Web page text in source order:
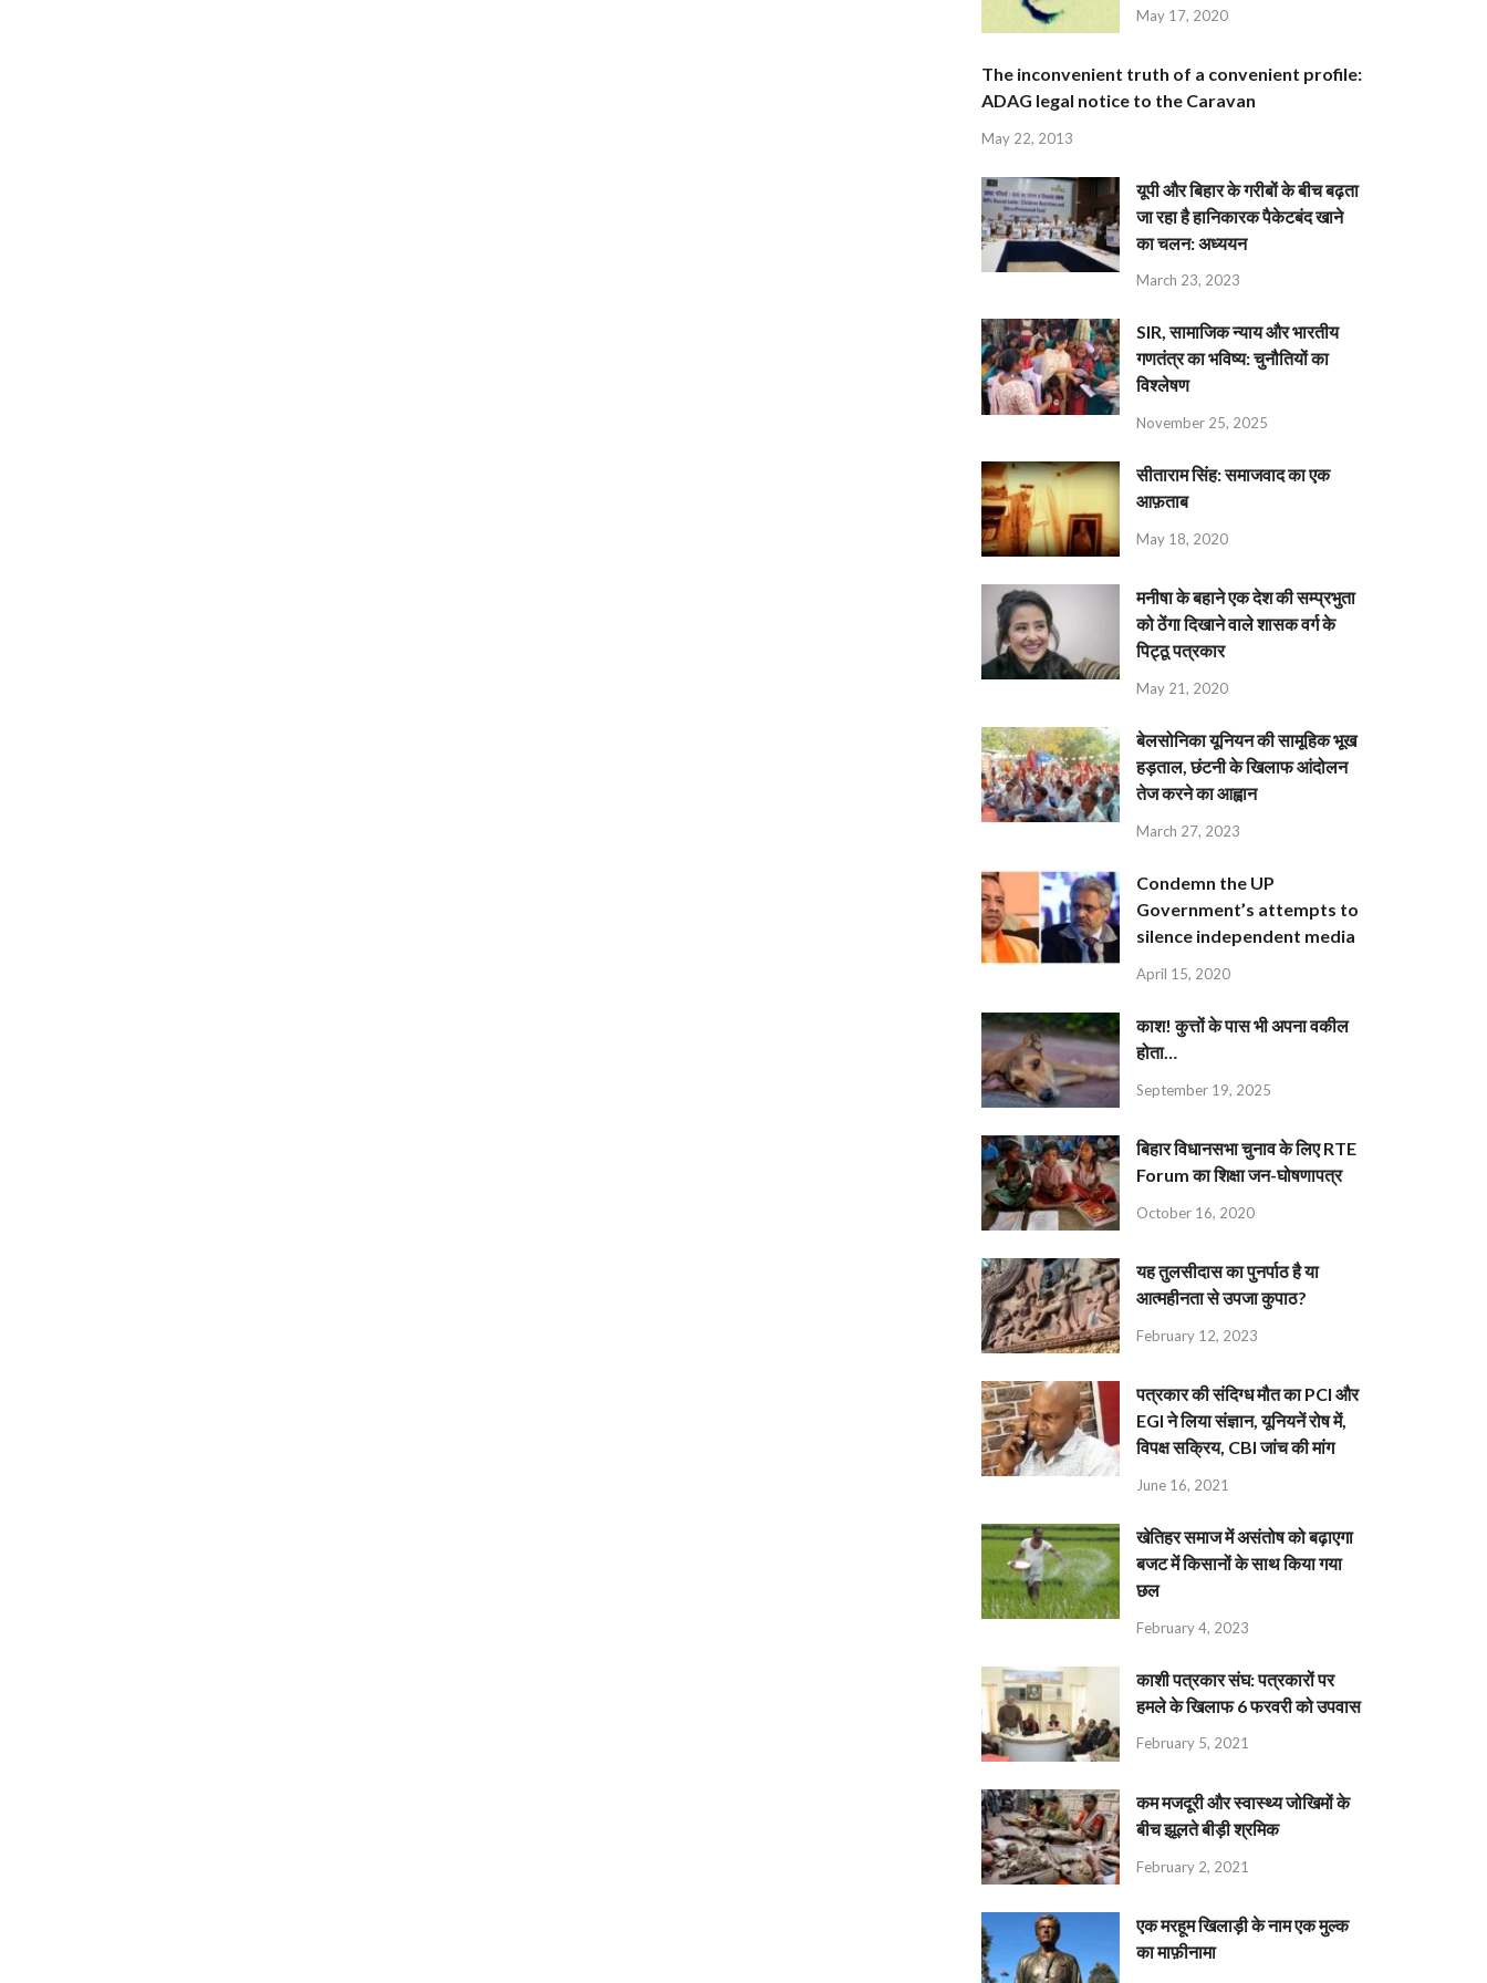
May 17, 2020
The inconvenient truth of a convenient profile:
ADAG legal notice to the Caravan
May 22, 2013
यूपी और बिहार के गरीबों के बीच बढ़ता
जा रहा है हानिकारक पैकेटबंद खाने
का चलन: अध्ययन
March 23, 2023
SIR, सामाजिक न्याय और भारतीय
गणतंत्र का भविष्य: चुनौतियों का
विश्लेषण
November 25, 2025
सीताराम सिंह: समाजवाद का एक
आफ़ताब
May 18, 2020
मनीषा के बहाने एक देश की सम्प्रभुता
को ठेंगा दिखाने वाले शासक वर्ग के
पिट्ठू पत्रकार
May 21, 2020
बेलसोनिका यूनियन की सामूहिक भूख
हड़ताल, छंटनी के खिलाफ आंदोलन
तेज करने का आह्वान
March 27, 2023
Condemn the UP
Government’s attempts to
silence independent media
April 15, 2020
काश! कुत्तों के पास भी अपना वकील
होता…
September 19, 2025
बिहार विधानसभा चुनाव के लिए RTE
Forum का शिक्षा जन-घोषणापत्र
October 16, 2020
यह तुलसीदास का पुनर्पाठ है या
आत्महीनता से उपजा कुपाठ?
February 12, 2023
पत्रकार की संदिग्ध मौत का PCI और
EGI ने लिया संज्ञान, यूनियनें रोष में,
विपक्ष सक्रिय, CBI जांच की मांग
June 16, 2021
खेतिहर समाज में असंतोष को बढ़ाएगा
बजट में किसानों के साथ किया गया
छल
February 4, 2023
काशी पत्रकार संघ: पत्रकारों पर
हमले के खिलाफ 6 फरवरी को उपवास
February 5, 2021
कम मजदूरी और स्वास्थ्य जोखिमों के
बीच झूलते बीड़ी श्रमिक
February 2, 2021
एक मरहूम खिलाड़ी के नाम एक मुल्क
का माफ़ीनामा